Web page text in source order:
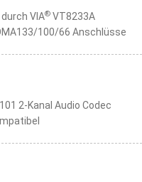
VIA® VT8233A
100/66 Anschlüsse
2-Kanal Audio Codec